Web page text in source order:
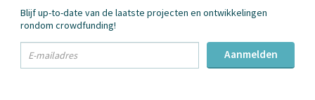
Blijf up-to-date van de laatste projecten en ontwikkelingen
rondom crowdfunding!
Email
Aanmelden